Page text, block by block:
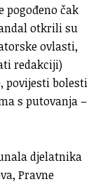
pogođeno čak
otkrili su
ovlasti,
redakciji)
povijesti bolesti
s putovanja –
djelatnika
Pravne